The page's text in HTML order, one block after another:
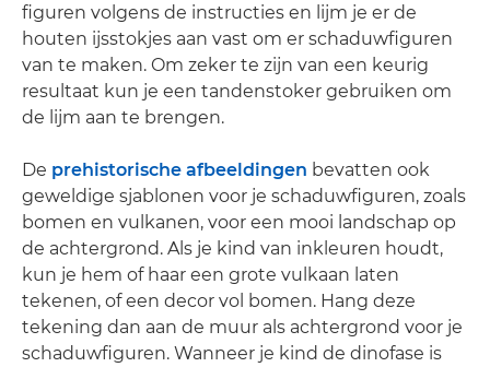
figuren volgens de instructies en lijm je er de
houten ijsstokjes aan vast om er schaduwfiguren
van te maken. Om zeker te zijn van een keurig
resultaat kun je een tandenstoker gebruiken om
de lijm aan te brengen.
De prehistorische afbeeldingen bevatten ook
geweldige sjablonen voor je schaduwfiguren, zoals
bomen en vulkanen, voor een mooi landschap op
de achtergrond. Als je kind van inkleuren houdt,
kun je hem of haar een grote vulkaan laten
tekenen, of een decor vol bomen. Hang deze
tekening dan aan de muur als achtergrond voor je
schaduwfiguren. Wanneer je kind de dinofase is